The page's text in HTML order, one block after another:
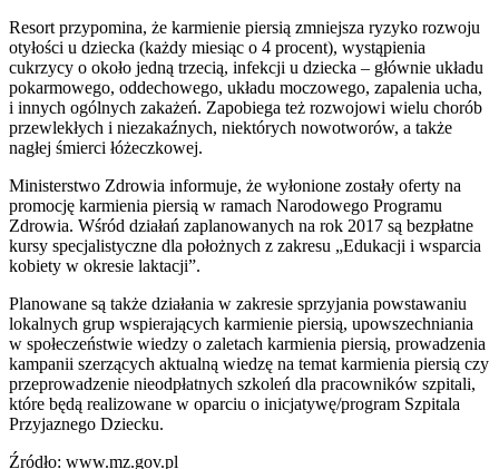
Resort przypomina, że karmienie piersią zmniejsza ryzyko rozwoju
otyłości u dziecka (każdy miesiąc o 4 procent), wystąpienia
cukrzycy o około jedną trzecią, infekcji u dziecka – głównie układu
pokarmowego, oddechowego, układu moczowego, zapalenia ucha,
i innych ogólnych zakażeń. Zapobiega też rozwojowi wielu chorób
przewlekłych i niezakaźnych, niektórych nowotworów, a także
nagłej śmierci łóżeczkowej.
Ministerstwo Zdrowia informuje, że wyłonione zostały oferty na
promocję karmienia piersią w ramach Narodowego Programu
Zdrowia. Wśród działań zaplanowanych na rok 2017 są bezpłatne
kursy specjalistyczne dla położnych z zakresu „Edukacji i wsparcia
kobiety w okresie laktacji”.
Planowane są także działania w zakresie sprzyjania powstawaniu
lokalnych grup wspierających karmienie piersią, upowszechniania
w społeczeństwie wiedzy o zaletach karmienia piersią, prowadzenia
kampanii szerzących aktualną wiedzę na temat karmienia piersią czy
przeprowadzenie nieodpłatnych szkoleń dla pracowników szpitali,
które będą realizowane w oparciu o inicjatywę/program Szpitala
Przyjaznego Dziecku.
Źródło: www.mz.gov.pl